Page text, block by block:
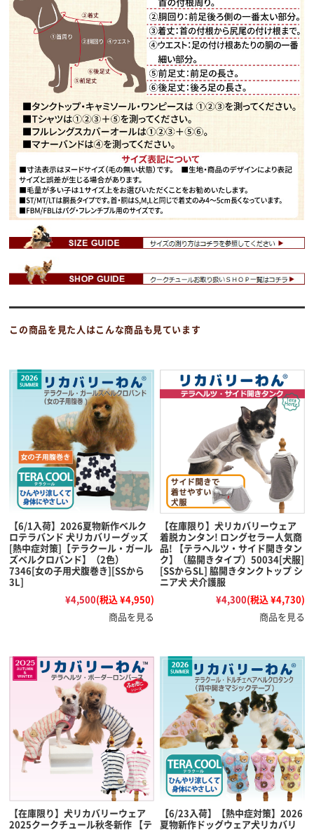
この商品を見た人はこんな商品も見ています
【6/1入荷】2026夏物新作ベルク
ロテラバンド 犬リカバリーグッズ
[熱中症対策]【テラクール・ガール
ズベルクロバンド】（2色）
7346[女の子用犬腹巻き][SSから
3L]
¥4,500(税込 ¥4,950)
商品を見る
【在庫限り】犬リカバリーウェア
着脱カンタン! ロングセラー人気商
品! 【テラヘルツ・サイド開きタン
ク】（脇開きタイプ）50034[犬服]
[SSからSL] 脇開きタンクトップ シ
ニア犬 犬介護服
¥4,300(税込 ¥4,730)
商品を見る
【在庫限り】犬リカバリーウェア
2025クークチュール秋冬新作 【テ
【6/23入荷】【熱中症対策】2026
夏物新作ドッグウェア犬リカバリ